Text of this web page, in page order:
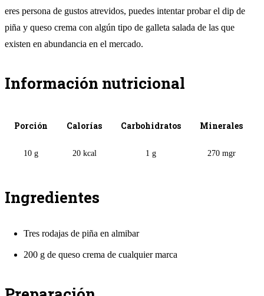
eres persona de gustos atrevidos, puedes intentar probar el dip de
piña y queso crema con algún tipo de galleta salada de las que
existen en abundancia en el mercado.
Información nutricional
Porción Calorías Carbohidratos Minerales
10 g 20 kcal 1 g 270 mgr
Ingredientes
Tres rodajas de piña en almibar
200 g de queso crema de cualquier marca